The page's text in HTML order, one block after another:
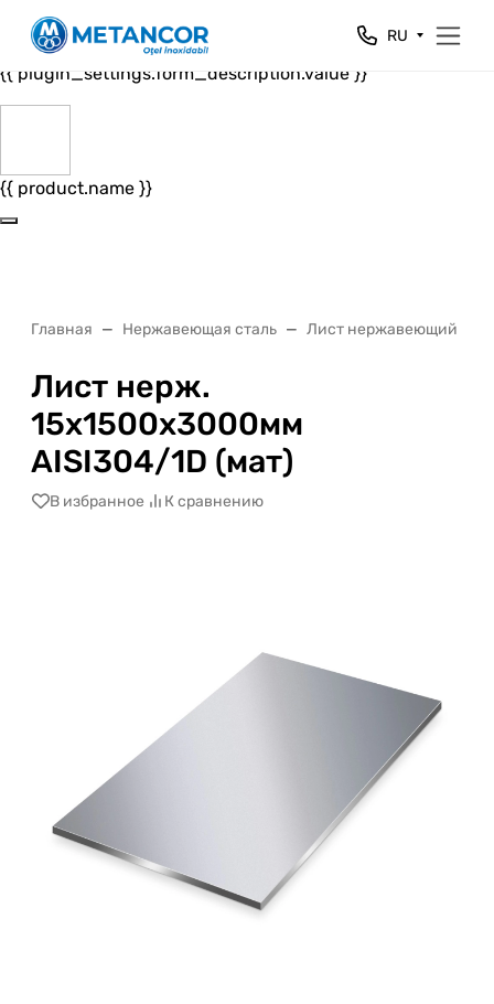
Close
{{ plugin_settings.form_header.value }}
{{ plugin_settings.form_description.value }}
{{ product.name }}
RU
Главная Нержавеющая сталь Лист нержавеющий
Лист нерж.
15х1500х3000мм
AISI304/1D (мат)
В избранное К сравнению